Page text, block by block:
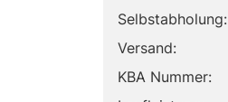
Selbstabholung:
Versand:
KBA Nummer: